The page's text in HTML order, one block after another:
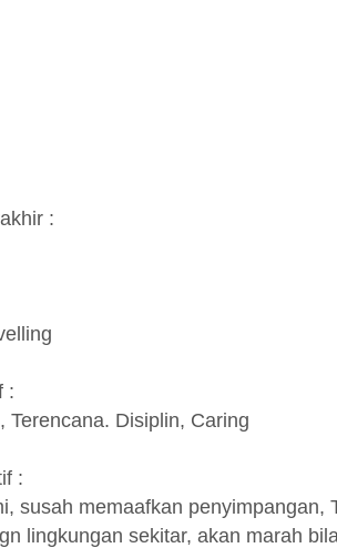
:
:
Terencana. Disiplin, Caring
:
susah memaafkan penyimpangan,
lingkungan sekitar, akan marah